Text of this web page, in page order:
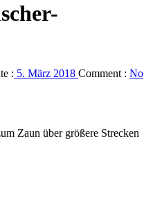
: 5. März 2018 Comment : No
Zaun über größere Strecken